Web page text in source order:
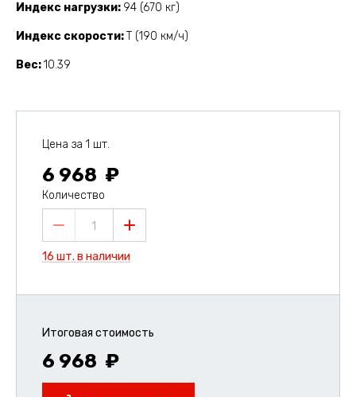
Индекс нагрузки 94 (670 кг)
Индекс скорости T (190 км/ч)
Вес 10.39
Цена за 1 шт.
6 968
Количество
1
16 шт. в наличии
Итоговая стоимость
6 968